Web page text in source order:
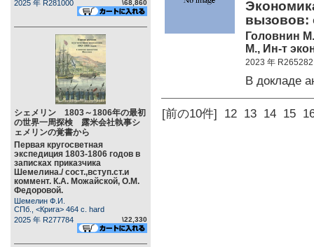
2025 年 R281000
\68,860
シェメリン 1803～1806年の最初
の世界一周探検 露米会社執事シ
ェメリンの覚書から
Первая кругосветная
экспедиция 1803-1806 годов в
записках приказчика
Шемелина./ сост.,вступ.ст.и
коммент. К.А. Можайской, О.М.
Федоровой.
Шемелин Ф.И.
СПб., <Крига> 464 c. hard
2025 年 R277784
\22,330
вызовов:
Головнин
М., Ин-т
2023 年 R265282
В докладе
[前の10件] 12 13 14 15